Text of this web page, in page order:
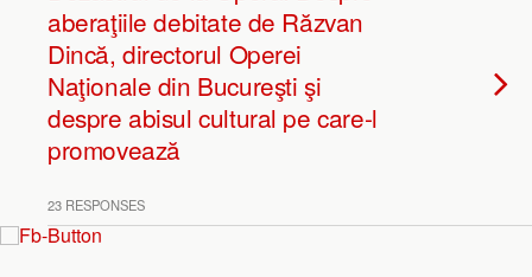
aberaţiile debitate de Răzvan
Dincă, directorul Operei
Naţionale din Bucureşti şi
despre abisul cultural pe care-l
promovează
23 RESPONSES